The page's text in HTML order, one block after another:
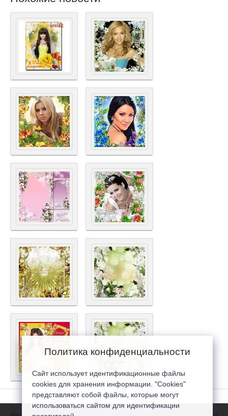
Политика конфиденциальности
Сайт использует идентификационные файлы
cookies для хранения информации. "Cookies"
представляют собой файлы, которые могут
использоваться сайтом для идентификации